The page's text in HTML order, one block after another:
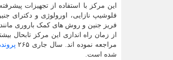
این مرکز با استفاده از تجهیزات
فلوشیپ نازایی، اورولوژی و دکترای
فریز جنین و روش های کمک باروری مانند IUI، IVF و ICSI عرضه می دهد.
مراجعه نموده اند. سال جاری ۲۶۵
شده است.